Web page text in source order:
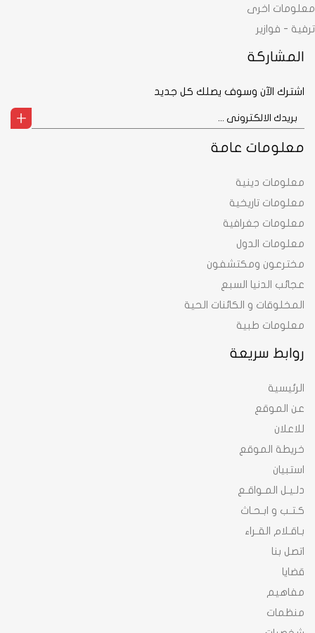
روابط سريعة
الرئيسية
عن الموقع
للاعلان
خريطة الموقع
استبيان
دلـيـل المـواقـع
كـتـب و ابـحـاث
بـاقـلام القـراء
اتصل بنا
قضايا
مفاهيم
منظمات
معلومات عامة
معلومات دينية
معلومات تاريخية
معلومات جغرافية
معلومات الدول
مخترعون ومكتشفون
عجائب الدنيا السبع
المخلوقات و الكائنات الحية
معلومات طبية
معلومات اخرى
ترفية - فوازير
المشاركة
اشترك الآن وسوف يصلك كل جديد